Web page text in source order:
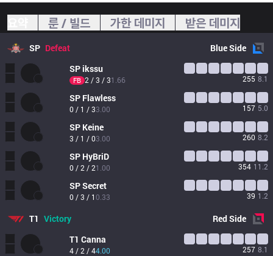
룬 / 빌드 가한 데미지 받은 데미지
SP Defeat BlueSide
SPikssu
FB 2 / 3 / 31.66 255 8.1
SP Flawless
0 / 1 / 33.00 157 5.0
SP Keine
3 / 1 / 03.00 260 8.2
SP HyBriD
0 / 2 / 21.00 354 11.2
SPSecret
0 / 3 / 10.33 39 1.2
T1 Victory RedSide
T1 Canna
4 / 2 / 44.00 257 8.1